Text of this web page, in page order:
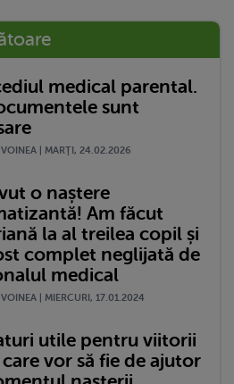
medical parental.
sunt
VOINEA | MARŢI, 24.02.2026
o naștere
Am făcut
la al treilea copil și
complet neglijată de
medical
| MIERCURI, 17.01.2024
utile pentru viitorii
vor să fie de ajutor